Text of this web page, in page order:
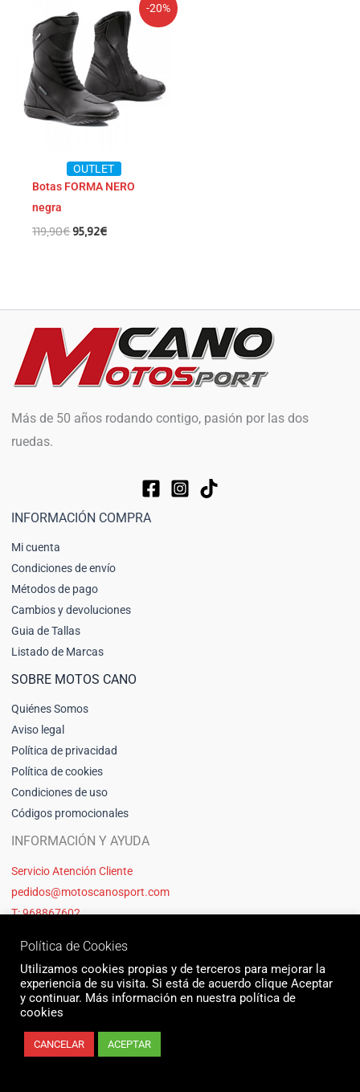
-20%
OUTLET
Botas FORMA NERO
negra
119,90€
precio
original
era:
119,90€.
95,92€
precio
actual
es:
95,92€.
Más de 50 años rodando contigo, pasión por las dos
ruedas.
INFORMACIÓN COMPRA
Mi cuenta
Condiciones de envío
Métodos de pago
Cambios y devoluciones
Guia de Tallas
Listado de Marcas
SOBRE MOTOS CANO
Quiénes Somos
Aviso legal
Política de privacidad
Política de cookies
Condiciones de uso
Códigos promocionales
INFORMACIÓN Y AYUDA
Servicio Atención Cliente
pedidos@motoscanosport.com
T: 968867602
© 2026 Motos Cano Sport | Sitio web creado y mantenido por Unika web
Política de Cookies
Utilizamos cookies propias y de terceros para mejorar la
experiencia de su visita. Si está de acuerdo clique Aceptar
y continuar. Más información en nuestra política de
cookies
CANCELAR ACEPTAR